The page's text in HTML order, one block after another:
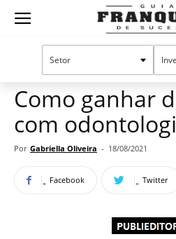
Guia
Dicas para franqueados Empreendedorismo
Como ganhar
com
Por Gabriella Oliveira - 18/08/2021
Facebook Twitter